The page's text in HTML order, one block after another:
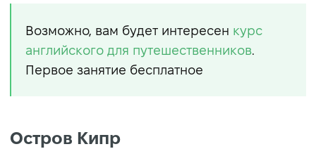
Возможно, вам будет интересен курс
английского для путешественников.
Первое занятие бесплатное
Остров Кипр